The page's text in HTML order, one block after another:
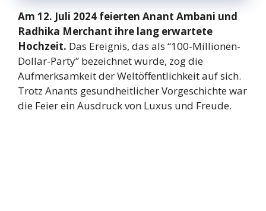
Am 12. Juli 2024 feierten Anant Ambani und
Radhika Merchant ihre lang erwartete
Hochzeit. Das Ereignis, das als “100-Millionen-
Dollar-Party” bezeichnet wurde, zog die
Aufmerksamkeit der Weltöffentlichkeit auf sich.
Trotz Anants gesundheitlicher Vorgeschichte war
die Feier ein Ausdruck von Luxus und Freude.